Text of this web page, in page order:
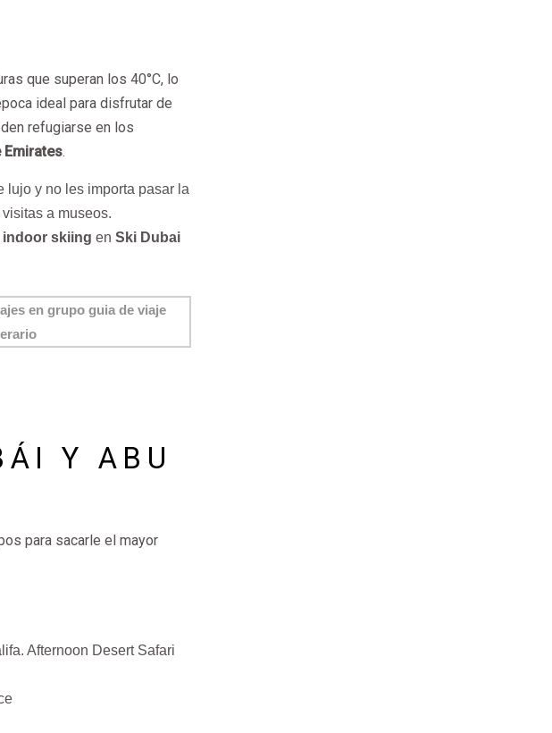
que superan los 40°C, lo
ideal para disfrutar de
refugiarse en los
.
lujo y no les importa pasar la
a museos.
indoor skiing en Ski Dubai
Y ABU
para sacarle el mayor
Afternoon Desert Safari